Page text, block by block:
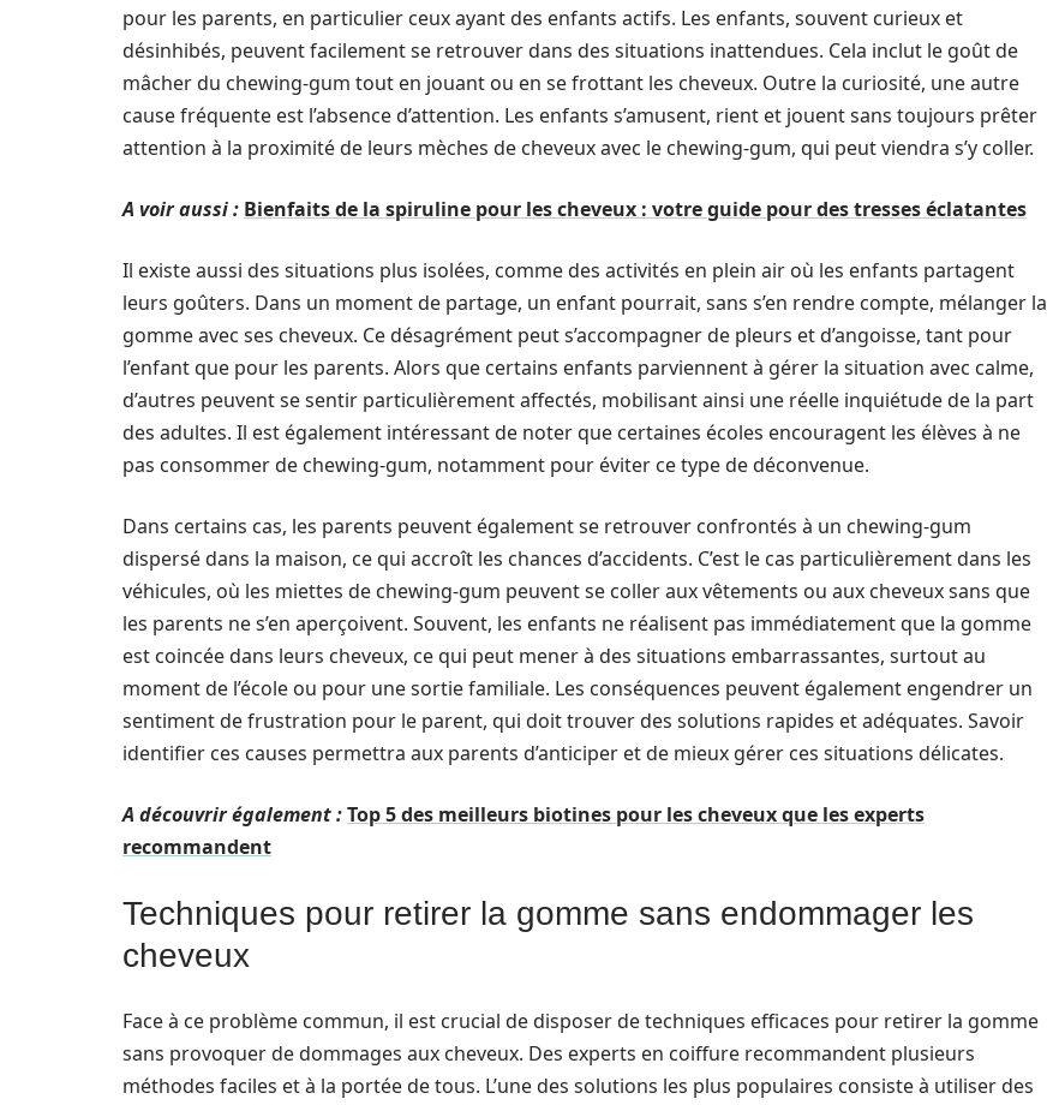
pour les parents, en particulier ceux ayant des enfants actifs. Les enfants, souvent curieux et
désinhibés, peuvent facilement se retrouver dans des situations inattendues. Cela inclut le goût de
mâcher du chewing-gum tout en jouant ou en se frottant les cheveux. Outre la curiosité, une autre
cause fréquente est l’absence d’attention. Les enfants s’amusent, rient et jouent sans toujours prêter
attention à la proximité de leurs mèches de cheveux avec le chewing-gum, qui peut viendra s’y coller.
A voir aussi : Bienfaits de la spiruline pour les cheveux : votre guide pour des tresses éclatantes
Il existe aussi des situations plus isolées, comme des activités en plein air où les enfants partagent
leurs goûters. Dans un moment de partage, un enfant pourrait, sans s’en rendre compte, mélanger la
gomme avec ses cheveux. Ce désagrément peut s’accompagner de pleurs et d’angoisse, tant pour
l’enfant que pour les parents. Alors que certains enfants parviennent à gérer la situation avec calme,
d’autres peuvent se sentir particulièrement affectés, mobilisant ainsi une réelle inquiétude de la part
des adultes. Il est également intéressant de noter que certaines écoles encouragent les élèves à ne
pas consommer de chewing-gum, notamment pour éviter ce type de déconvenue.
Dans certains cas, les parents peuvent également se retrouver confrontés à un chewing-gum
dispersé dans la maison, ce qui accroît les chances d’accidents. C’est le cas particulièrement dans les
véhicules, où les miettes de chewing-gum peuvent se coller aux vêtements ou aux cheveux sans que
les parents ne s’en aperçoivent. Souvent, les enfants ne réalisent pas immédiatement que la gomme
est coincée dans leurs cheveux, ce qui peut mener à des situations embarrassantes, surtout au
moment de l’école ou pour une sortie familiale. Les conséquences peuvent également engendrer un
sentiment de frustration pour le parent, qui doit trouver des solutions rapides et adéquates. Savoir
identifier ces causes permettra aux parents d’anticiper et de mieux gérer ces situations délicates.
A découvrir également :Top 5 des meilleurs biotines pour les cheveux que les experts
recommandent
Techniques pour retirer la gomme sans endommager les
cheveux
Face à ce problème commun, il est crucial de disposer de techniques efficaces pour retirer la gomme
sans provoquer de dommages aux cheveux. Des experts en coiffure recommandent plusieurs
méthodes faciles et à la portée de tous. L’une des solutions les plus populaires consiste à utiliser des